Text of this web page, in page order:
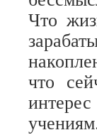
Что
что